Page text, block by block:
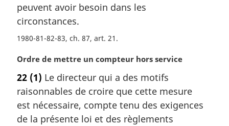
peuvent avoir besoin dans les
circonstances.
1980-81-82-83, ch. 87, art. 21
N
t
e
m
a
Ordre de mettre un compteur hors service
22 (1) Le directeur qui a des motifs
raisonnables de croire que cette mesure
est nécessaire, compte tenu des exigences
de la présente loi et des règlements